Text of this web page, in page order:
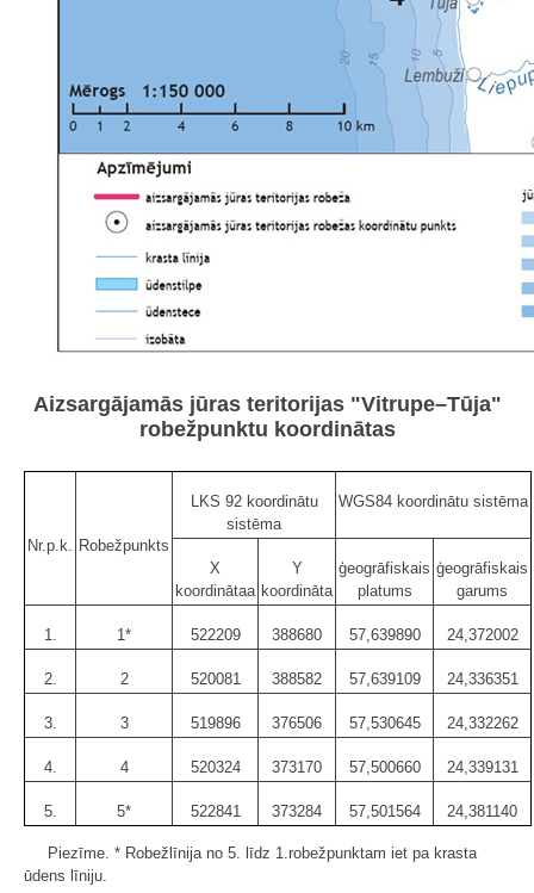
Aizsargājamās jūras teritorijas "Vitrupe–Tūja"
robežpunktu koordinātas
Nr.p.k. Robežpunkts
LKS 92 koordinātu
sistēma
WGS84 koordinātu sistēma
X
koordinātaa
Y
koordināta
ģeogrāfiskais
platums
ģeogrāfiskais
garums
1. 1* 522209 388680 57,639890 24,372002
2. 2 520081 388582 57,639109 24,336351
3. 3 519896 376506 57,530645 24,332262
4. 4 520324 373170 57,500660 24,339131
5. 5* 522841 373284 57,501564 24,381140
Piezīme. * Robežlīnija no 5. līdz 1.robežpunktam iet pa krasta
ūdens līniju.